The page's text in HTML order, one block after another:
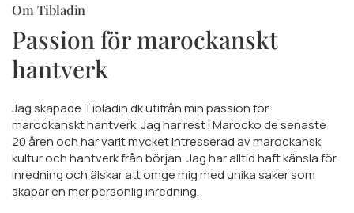
Om Tibladin
Passion för marockanskt
hantverk
Jag skapade Tibladin.dk utifrån min passion för
marockanskt hantverk. Jag har rest i Marocko de senaste
20 åren och har varit mycket intresserad av marockansk
kultur och hantverk från början. Jag har alltid haft känsla för
inredning och älskar att omge mig med unika saker som
skapar en mer personlig inredning.